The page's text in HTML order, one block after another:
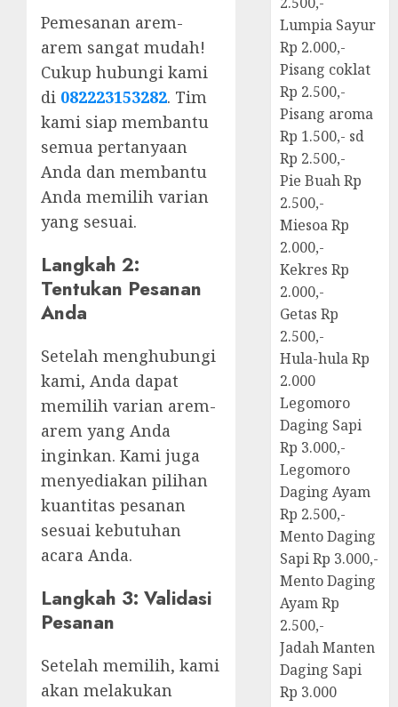
Pemesanan arem-
arem sangat mudah!
Cukup hubungi kami
di 082223153282. Tim
kami siap membantu
semua pertanyaan
Anda dan membantu
Anda memilih varian
yang sesuai.
Langkah 2:
Tentukan Pesanan
Anda
Setelah menghubungi
kami, Anda dapat
memilih varian arem-
arem yang Anda
inginkan. Kami juga
menyediakan pilihan
kuantitas pesanan
sesuai kebutuhan
acara Anda.
Langkah 3: Validasi
Pesanan
Setelah memilih, kami
akan melakukan
Lumpia Sayur
Rp 2.000,-
Pisang coklat
Rp 2.500,-
Pisang aroma
Rp 1.500,- sd
Rp 2.500,-
Pie Buah Rp
2.500,-
Miesoa Rp
2.000,-
Kekres Rp
2.000,-
Getas Rp
2.500,-
Hula-hula Rp
2.000
Legomoro
Daging Sapi
Rp 3.000,-
Legomoro
Daging Ayam
Rp 2.500,-
Mento Daging
Sapi Rp 3.000,-
Mento Daging
Ayam Rp
2.500,-
Jadah Manten
Daging Sapi
Rp 3.000